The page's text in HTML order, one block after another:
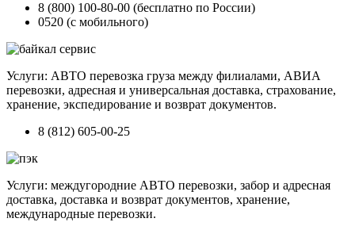
8 (800) 100-80-00 (бесплатно по России)
0520 (с мобильного)
Услуги: АВТО перевозка груза между филиалами, АВИА
перевозки, адресная и универсальная доставка, страхование,
хранение, экспедирование и возврат документов.
8 (812) 605-00-25
Услуги: междугородние АВТО перевозки, забор и адресная
доставка, доставка и возврат документов, хранение,
международные перевозки.